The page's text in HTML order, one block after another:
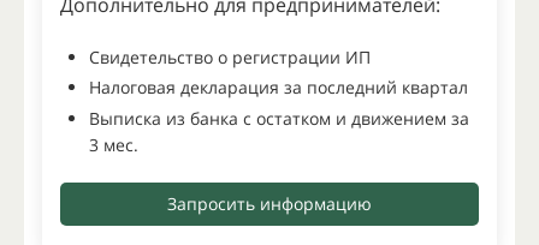
Свидетельство о регистрации ИП
Налоговая декларация за последний квартал
Выписка из банка с остатком и движением за
3 мес.
Запросить информацию